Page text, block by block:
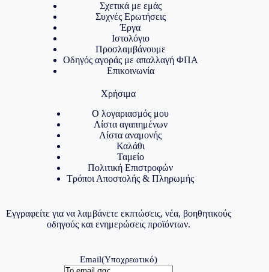
Σχετικά με εμάς
Συχνές Ερωτήσεις
Έργα
Ιστολόγιο
Προσλαμβάνουμε
Οδηγός αγοράς με απαλλαγή ΦΠΑ
Επικοινωνία
Χρήσιμα
Ο λογαριασμός μου
Λίστα αγαπημένων
Λίστα αναμονής
Καλάθι
Ταμείο
Πολιτική Επιστροφών
Τρόποι Αποστολής & Πληρωμής
Εγγραφείτε για να λαμβάνετε εκπτώσεις, νέα, βοηθητικούς
οδηγούς και ενημερώσεις προϊόντων.
Email(Υποχρεωτικό)